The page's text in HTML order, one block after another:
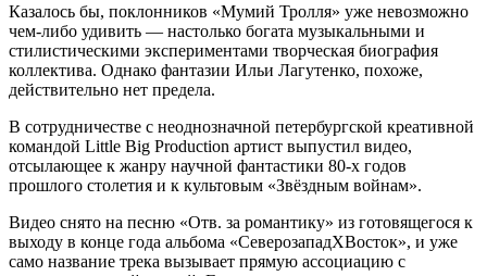
Казалось бы, поклонников «Мумий Тролля» уже невозможно
чем-либо удивить — настолько богата музыкальными и
стилистическими экспериментами творческая биография
коллектива. Однако фантазии Ильи Лагутенко, похоже,
действительно нет предела.
В сотрудничестве с неоднозначной петербургской креативной
командой Little Big Production артист выпустил видео,
отсылающее к жанру научной фантастики 80-х годов
прошлого столетия и к культовым «Звёздным войнам».
Видео снято на песню «Отв. за романтику» из готовящегося к
выходу в конце года альбома «СеверозападХВосток», и уже
само название трека вызывает прямую ассоциацию с